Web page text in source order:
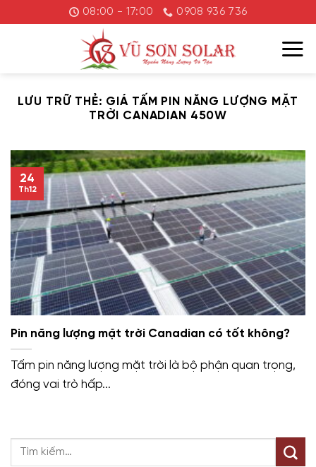
đến
08:00 - 17:00 0908 936 736
LƯU TRỮ THẺ: GIÁ TẤM PIN NĂNG LƯỢNG MẶT
TRỜI CANADIAN 450W
Pin năng lượng mặt trời Canadian có tốt không?
Tấm pin năng lượng mặt trời là bộ phận quan trọng,
đóng vai trò hấp...
24
Th12